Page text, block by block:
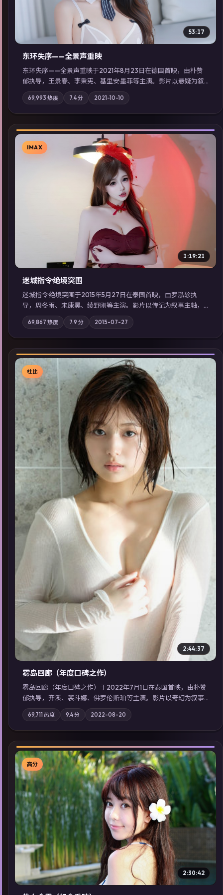
53:17
东环失序——全景声重映
东环失序——全景声重映于2021年8月23日在德国首映，由朴赞
郁执导，王景春、李秉宪、基里安·墨菲等主演。影片以悬疑为叙
事主轴，科技与人性的边界在实验事故后逐渐模糊；摄影与配乐
强化地域气质；站内亦可通过「国产免费观看高清电视剧在线
看」延展检索同类型高分佳作，畅享高清在线追剧体验。
69,993 热度 7.4分 2021-10-10
▶
IMAX
1:19:21
迷城指令·绝境突围
迷城指令·绝境突围于2015年5月27日在泰国首映，由罗泓轸执
导，周冬雨、宋康昊、绫野刚等主演。影片以传记为叙事主轴，
记忆碎片重组后，主角发现自己从未活过“真实”的一天；摄影与
配乐强化地域气质；站内亦可通过「国产免费观看高清电视剧在
线看」延展检索同类型高分佳作，畅享高清在线追剧体验。
69,867 热度 7.9 分 2015-07-27
▶
杜比
2:44:37
雾岛回廊（年度口碑之作）
雾岛回廊（年度口碑之作）于2022年7月1日在泰国首映，由朴赞
郁执导，齐溪、裴斗娜、佛罗伦斯·珀等主演。影片以奇幻为叙事
主轴，边境小镇的平静被一封匿名信彻底打破；摄影与配乐强化
地域气质；站内亦可通过「国产免费观看高清电视剧在线看」延
展检索同类型高分佳作，畅享高清在线追剧体验。
69,711 热度 9.4分 2022-08-20
▶
高分
2:30:42